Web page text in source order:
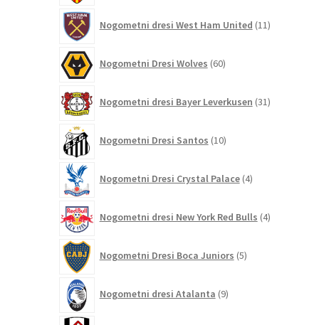
Nogometni dresi West Ham United 11izdelkov
Nogometni Dresi Wolves 60izdelkov
Nogometni dresi Bayer Leverkusen 31izdelkov
Nogometni Dresi Santos 10izdelkov
Nogometni Dresi Crystal Palace 4izdelki
Nogometni dresi New York Red Bulls 4izdelki
Nogometni Dresi Boca Juniors 5izdelkov
Nogometni dresi Atalanta 9izdelkov